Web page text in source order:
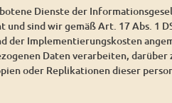
Dienste der
sind wir gemäß Art. 17 Abs. 1
Implementierungskosten
Daten verarbeiten, darüber
oder Replikationen dieser